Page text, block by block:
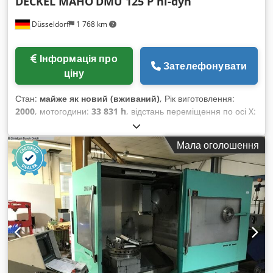
Düsseldorf 1 768 km
ціну
Зателефонувати
Стан: майже як новий (вживаний), Рік виготовлення:
2000, мотогодини: 33 831 h, відстань переміщення по осі X:
, відстань переміщення по осі Y:
переміщення осі Z:800 мм, модель контролера:'3D
contouring control Millplus, максимальна вага заготовки:
1 000 кг, загальна довжина:7 000 мм, загальна ширина:
3 500 мм , загальна вага:3 902 кг, швидкість шпинделя (хв.):
18 000 об/хв
, потужність двигуна шпинделя:
, Рік
випуску: 2000 CNC-керування: '3D contouring control
Millplus Осі Хід по осі X, мм: 1250 Dodpfx Aioxvrbijxokr Хід
по осі Y, мм: 880 Хід по осі Z, мм: 800 Індексація осі C,
градуси: 360º (0,001) Швидкість подачі м/хв: 40 Швидкість
швидкого ходу м/хв: 40 NC-фрезерно-токарний стіл:
Кількість палет: 1 Розміри палети, мм: Ø1000 Максимальна
Мала оголошення